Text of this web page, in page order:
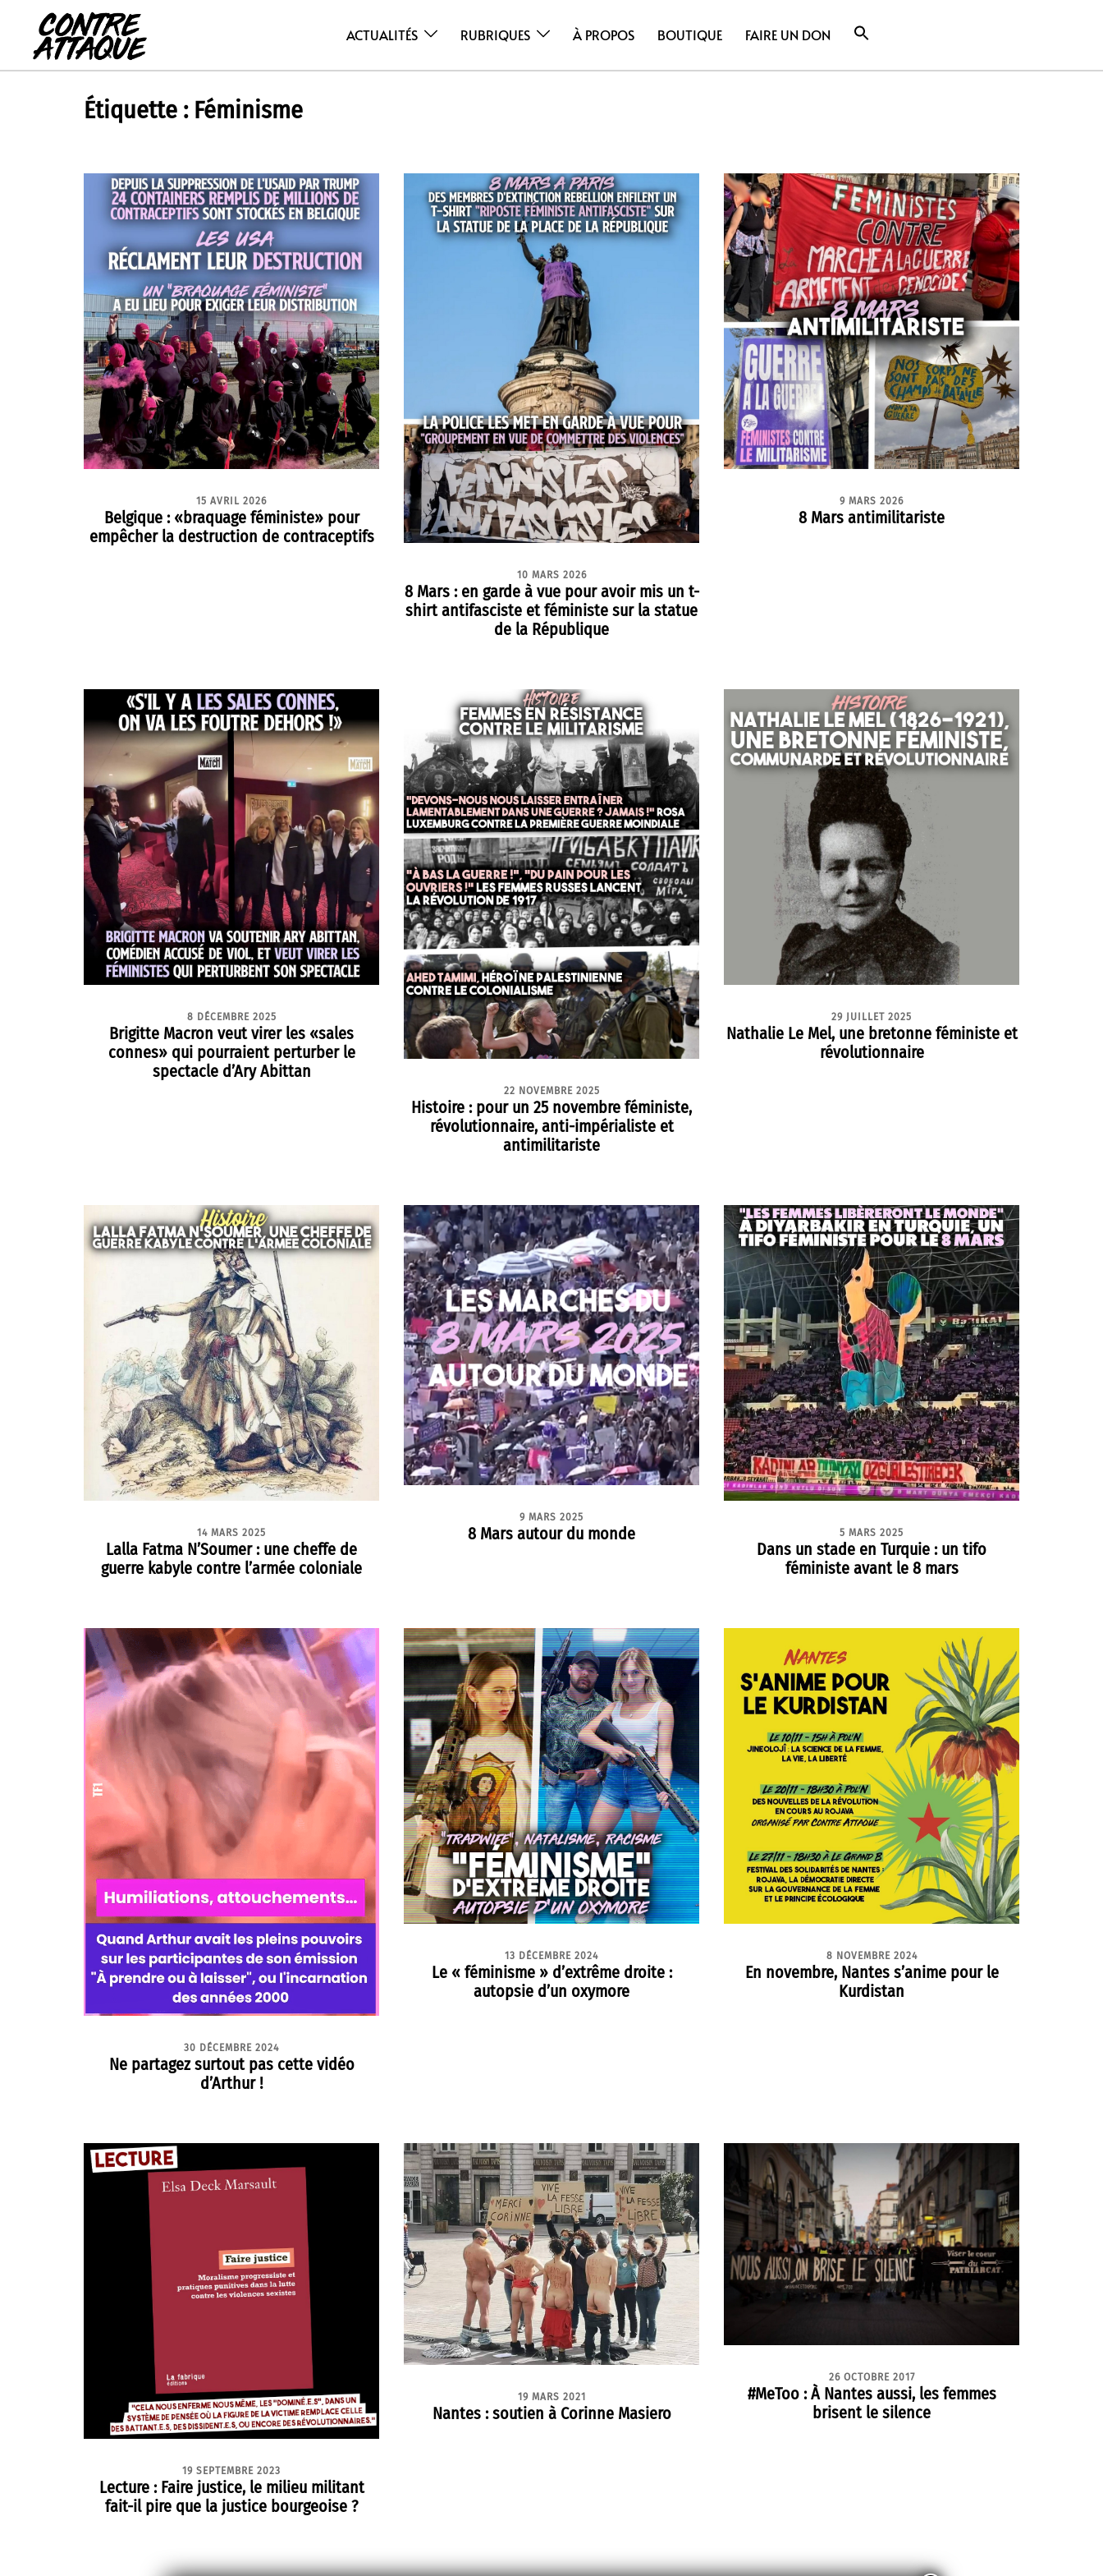
contenu
ACTUALITÉS RUBRIQUES À PROPOS BOUTIQUE FAIRE UN DON
Étiquette : Féminisme
15 AVRIL 2026
Belgique : «braquage féministe» pour
empêcher la destruction de contraceptifs
10 MARS 2026
8 Mars : en garde à vue pour avoir mis un t-
shirt antifasciste et féministe sur la statue
de la République
9 MARS 2026
8 Mars antimilitariste
8 DÉCEMBRE 2025
Brigitte Macron veut virer les «sales
connes» qui pourraient perturber le
spectacle d’Ary Abittan
22 NOVEMBRE 2025
Histoire : pour un 25 novembre féministe,
révolutionnaire, anti-impérialiste et
antimilitariste
29 JUILLET 2025
Nathalie Le Mel, une bretonne féministe et
révolutionnaire
14 MARS 2025
Lalla Fatma N’Soumer : une cheffe de
guerre kabyle contre l’armée coloniale
9 MARS 2025
8 Mars autour du monde 5 MARS 2025
Dans un stade en Turquie : un tifo
féministe avant le 8 mars
30 DÉCEMBRE 2024
Ne partagez surtout pas cette vidéo
d’Arthur !
13 DÉCEMBRE 2024
Le « féminisme » d’extrême droite :
autopsie d’un oxymore
8 NOVEMBRE 2024
En novembre, Nantes s’anime pour le
Kurdistan
19 SEPTEMBRE 2023
Lecture : Faire justice, le milieu militant
fait-il pire que la justice bourgeoise ?
19 MARS 2021
Nantes : soutien à Corinne Masiero
26 OCTOBRE 2017
#MeToo : À Nantes aussi, les femmes
brisent le silence